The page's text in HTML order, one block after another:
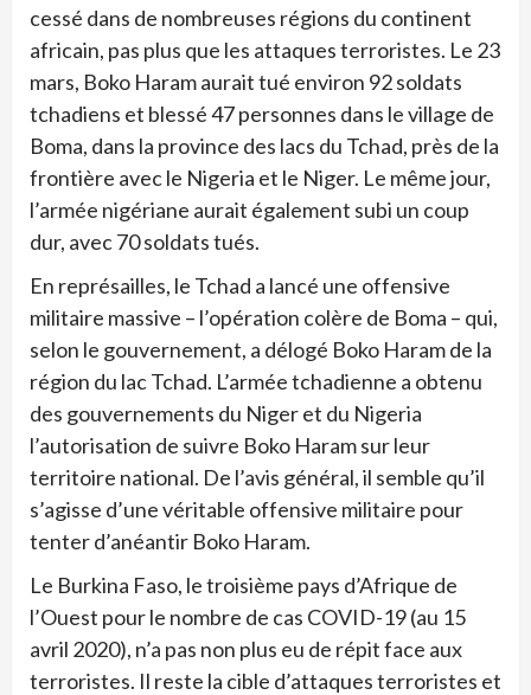
cessé dans de nombreuses régions du continent
africain, pas plus que les attaques terroristes. Le 23
mars, Boko Haram aurait tué environ 92 soldats
tchadiens et blessé 47 personnes dans le village de
Boma, dans la province des lacs du Tchad, près de la
frontière avec le Nigeria et le Niger. Le même jour,
l’armée nigériane aurait également subi un coup
dur, avec 70 soldats tués.
En représailles, le Tchad a lancé une offensive
militaire massive – l’opération colère de Boma – qui,
selon le gouvernement, a délogé Boko Haram de la
région du lac Tchad. L’armée tchadienne a obtenu
des gouvernements du Niger et du Nigeria
l’autorisation de suivre Boko Haram sur leur
territoire national. De l’avis général, il semble qu’il
s’agisse d’une véritable offensive militaire pour
tenter d’anéantir Boko Haram.
Le Burkina Faso, le troisième pays d’Afrique de
l’Ouest pour le nombre de cas COVID-19 (au 15
avril 2020), n’a pas non plus eu de répit face aux
terroristes. Il reste la cible d’attaques terroristes et